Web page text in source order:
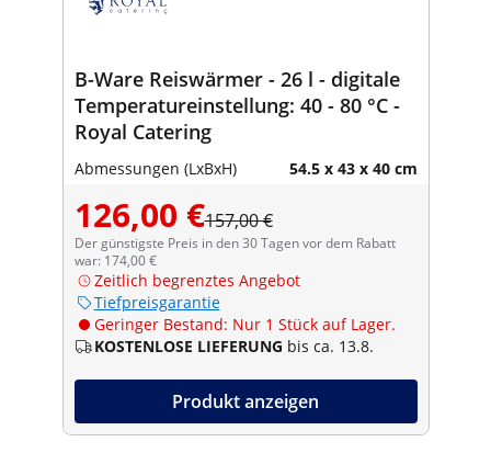
B-Ware Reiswärmer - 26 l - digitale
Temperatureinstellung: 40 - 80 °C -
Royal Catering
Abmessungen (LxBxH) 54.5 x 43 x 40 cm
126,00 €157,00 €
Der günstigste Preis in den 30 Tagen vor dem Rabatt
war: 174,00 €
Zeitlich begrenztes Angebot
Tiefpreisgarantie
Geringer Bestand: Nur 1 Stück auf Lager.
KOSTENLOSE LIEFERUNG bis ca. 13.8.
Produkt anzeigen